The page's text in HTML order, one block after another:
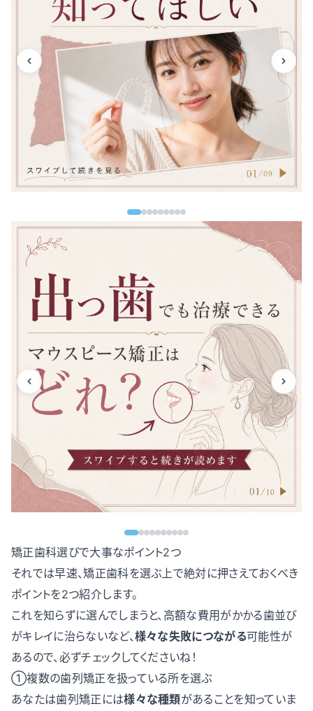
矯正歯科選びで大事なポイント2つ
それでは早速、矯正歯科を選ぶ上で絶対に押さえておくべき
ポイントを2つ紹介します。
これを知らずに選んでしまうと、高額な費用がかかる歯並び
がキレイに治らないなど、 様々な失敗につながる可能性が
あるので、必ずチェックしてくださいね！
①複数の歯列矯正を扱っている所を選ぶ
あなたは歯列矯正には様々な種類があることを知っていま